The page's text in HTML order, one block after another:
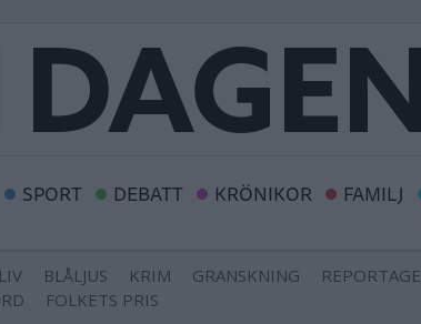
SPORT DEBATT KRÖNIKOR FAMILJ
BLÅLJUS KRIM GRANSKNING REPORTAGE
FOLKETS PRIS